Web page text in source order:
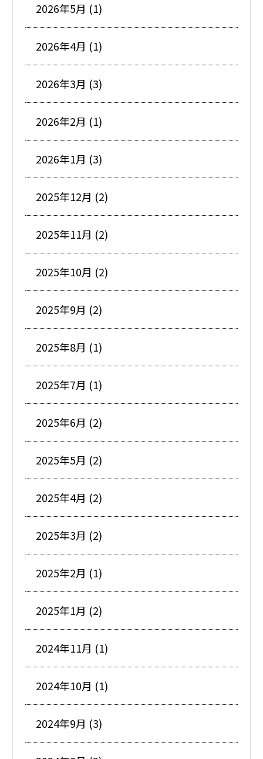
2026年5月 (1)
2026年4月 (1)
2026年3月 (3)
2026年2月 (1)
2026年1月 (3)
2025年12月 (2)
2025年11月 (2)
2025年10月 (2)
2025年9月 (2)
2025年8月 (1)
2025年7月 (1)
2025年6月 (2)
2025年5月 (2)
2025年4月 (2)
2025年3月 (2)
2025年2月 (1)
2025年1月 (2)
2024年11月 (1)
2024年10月 (1)
2024年9月 (3)